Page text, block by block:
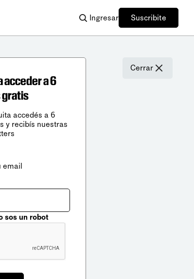
Ingresar Suscribite
Cerrar
acceder a 6
accedés a 6
y recibís nuestras
email
sos un robot